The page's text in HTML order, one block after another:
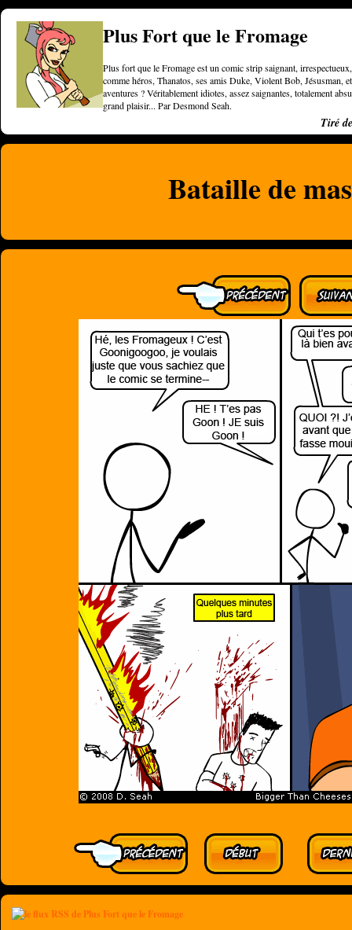
Plus Fort que le Fromage
Plus fort que le Fromage est un comic strip saignant,
comme héros, Thanatos, ses amis Duke, Violent Bob, Jésusman,
aventures ? Véritablement idiotes, assez saignantes, totalement
grand plaisir... Par Desmond Seah.
Tiré
Bataille de